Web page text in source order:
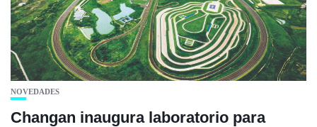
NOVEDADES
Changan inaugura laboratorio para